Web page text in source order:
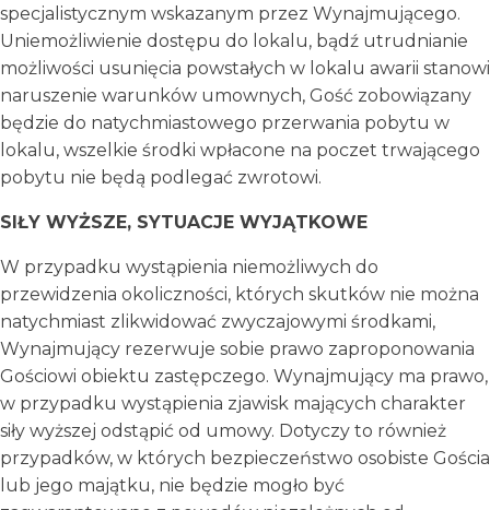
specjalistycznym wskazanym przez Wynajmującego.
Uniemożliwienie dostępu do lokalu, bądź utrudnianie
możliwości usunięcia powstałych w lokalu awarii stanowi
naruszenie warunków umownych, Gość zobowiązany
będzie do natychmiastowego przerwania pobytu w
lokalu, wszelkie środki wpłacone na poczet trwającego
pobytu nie będą podlegać zwrotowi.
SIŁY WYŻSZE, SYTUACJE WYJĄTKOWE
W przypadku wystąpienia niemożliwych do
przewidzenia okoliczności, których skutków nie można
natychmiast zlikwidować zwyczajowymi środkami,
Wynajmujący rezerwuje sobie prawo zaproponowania
Gościowi obiektu zastępczego. Wynajmujący ma prawo,
w przypadku wystąpienia zjawisk mających charakter
siły wyższej odstąpić od umowy. Dotyczy to również
przypadków, w których bezpieczeństwo osobiste Gościa
lub jego majątku, nie będzie mogło być